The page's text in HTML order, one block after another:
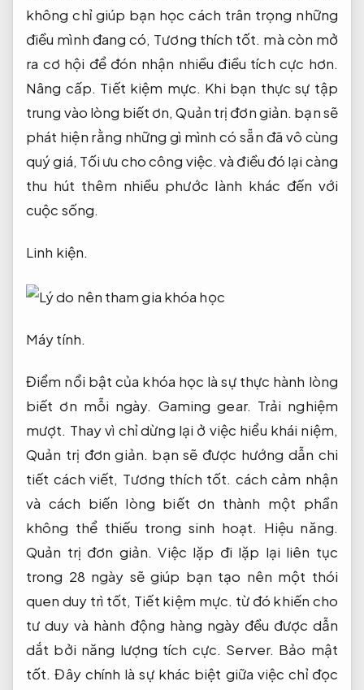
không chỉ giúp bạn học cách trân trọng những
điều mình đang có, Tương thích tốt. mà còn mở
ra cơ hội để đón nhận nhiều điều tích cực hơn.
Nâng cấp. Tiết kiệm mực. Khi bạn thực sự tập
trung vào lòng biết ơn,Quản trị đơn giản. bạn sẽ
phát hiện rằng những gì mình có sẵn đã vô cùng
quý giá, Tối ưu cho công việc. và điều đó lại càng
thu hút thêm nhiều phước lành khác đến với
cuộc sống.
Linh kiện.
Máy tính.
Điểm nổi bật của khóa học là sự thực hành lòng
biết ơn mỗi ngày. Gaming gear. Trải nghiệm
mượt. Thay vì chỉ dừng lại ở việc hiểu khái niệm,
Quản trị đơn giản. bạn sẽ được hướng dẫn chi
tiết cách viết, Tương thích tốt. cách cảm nhận
và cách biến lòng biết ơn thành một phần
không thể thiếu trong sinh hoạt. Hiệu năng.
Quản trị đơn giản. Việc lặp đi lặp lại liên tục
trong 28 ngày sẽ giúp bạn tạo nên một thói
quen duy trì tốt, Tiết kiệm mực. từ đó khiến cho
tư duy và hành động hàng ngày đều được dẫn
dắt bởi năng lượng tích cực. Server. Bảo mật
tốt. Đây chính là sự khác biệt giữa việc chỉ đọc